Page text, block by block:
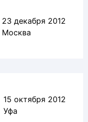
23 декабря 2012
Москва
15 октября 2012
Уфа